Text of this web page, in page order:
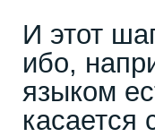
И этот
ибо,
языком
касается